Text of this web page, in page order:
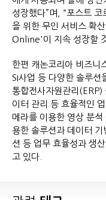
성장했다”며, “포스트
을 위한 무인 서비스 확
Online'이 지속 성장할
한편 캐논코리아 비즈니
SI사업 등 다양한 솔루션
통합전사자원관리(ERP)
이터 관리 등 효율적인
메라를 이용한 영상 분
용한 솔루션과 데이터
션 등 업무 효율성과 생
고 있다.